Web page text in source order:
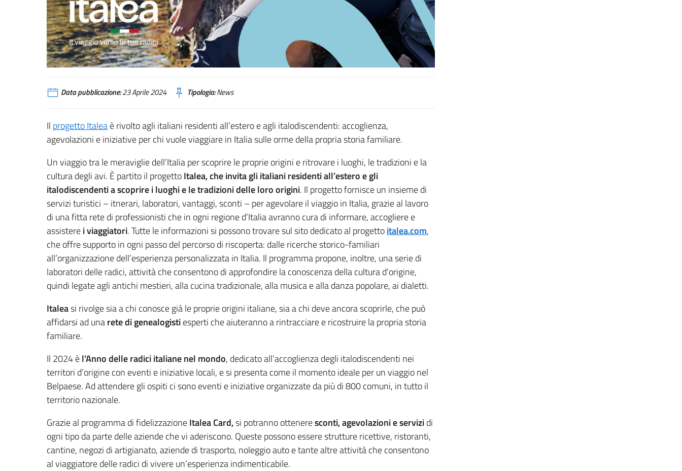
Data pubblicazione:23 Aprile 2024 Tipologia:News
Il progetto Italeaè rivolto agli italiani residenti all’estero e agli italodiscendenti: accoglienza,
agevolazioni e iniziative per chi vuole viaggiare in Italia sulle orme della propria storia familiare.
Un viaggio tra le meraviglie dell’Italia per scoprire le proprie origini e ritrovare i luoghi, le tradizioni e la
cultura degli avi. È partito il progettoItalea, che invita gli italiani residenti all’estero e gli
italodiscendenti a scoprire i luoghi e le tradizioni delle loro origini. Il progetto fornisce un insieme di
servizi turistici – itnerari, laboratori, vantaggi, sconti – per agevolare il viaggio in Italia, grazie al lavoro
di una fitta rete di professionisti che in ogni regione d’Italia avranno cura di informare, accogliere e
assisterei viaggiatori. Tutte le informazioni si possono trovare sul sito dedicato al progettoitalea.com,
che offre supporto in ogni passo del percorso di riscoperta: dalle ricerche storico-familiari
all’organizzazione dell’esperienza personalizzata in Italia. Il programma propone, inoltre, una serie di
laboratori delle radici, attività che consentono di approfondire la conoscenza della cultura d’origine,
quindi legate agli antichi mestieri, alla cucina tradizionale, alla musica e alla danza popolare, ai dialetti.
Italeasi rivolge sia a chi conosce già le proprie origini italiane, sia a chi deve ancora scoprirle, che può
affidarsi ad unarete di genealogistiesperti che aiuteranno a rintracciare e ricostruire la propria storia
familiare.
Il 2024 èl’Anno delle radici italiane nel mondo, dedicato all’accoglienza degli italodiscendenti nei
territori d’origine con eventi e iniziative locali, e si presenta come il momento ideale per un viaggio nel
Belpaese. Ad attendere gli ospiti ci sono eventi e iniziative organizzate da più di 800 comuni, in tutto il
territorio nazionale.
Grazie al programma di fidelizzazioneItalea Card,si potranno otteneresconti, agevolazioni e servizidi
ogni tipo da parte delle aziende che vi aderiscono. Queste possono essere strutture ricettive, ristoranti,
cantine, negozi di artigianato, aziende di trasporto, noleggio auto e tante altre attività che consentono
al viaggiatore delle radici di vivere un’esperienza indimenticabile.